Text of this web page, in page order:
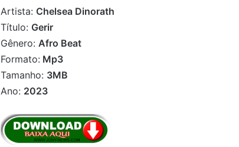
Artista: Chelsea Dinorath
Título: Gerir
Gênero: Afro Beat
Formato: Mp3
Tamanho: 3MB
Ano: 2023